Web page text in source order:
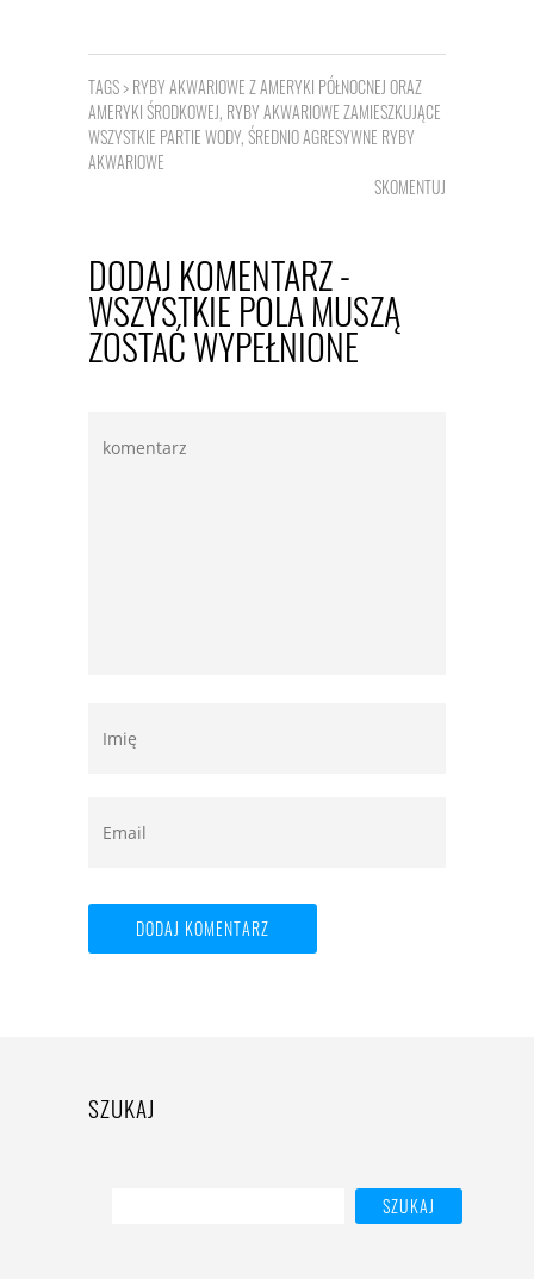
TAGS >RYBY AKWARIOWE Z AMERYKI PÓŁNOCNEJ ORAZ
AMERYKI ŚRODKOWEJ, RYBY AKWARIOWE ZAMIESZKUJĄCE
WSZYSTKIE PARTIE WODY,ŚREDNIO AGRESYWNE RYBY
AKWARIOWE
SKOMENTUJ
DODAJ KOMENTARZ -
WSZYSTKIE POLA MUSZĄ
ZOSTAĆ WYPEŁNIONE
SZUKAJ